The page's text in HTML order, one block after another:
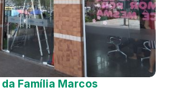
Família Marcos